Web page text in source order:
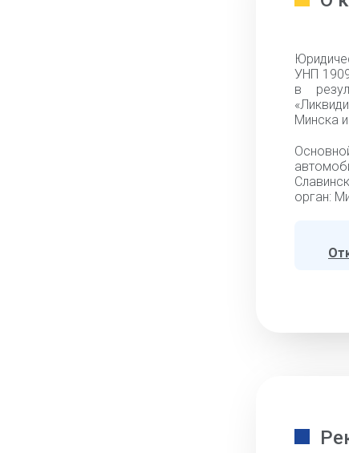
УНП
в
Минска
орган: